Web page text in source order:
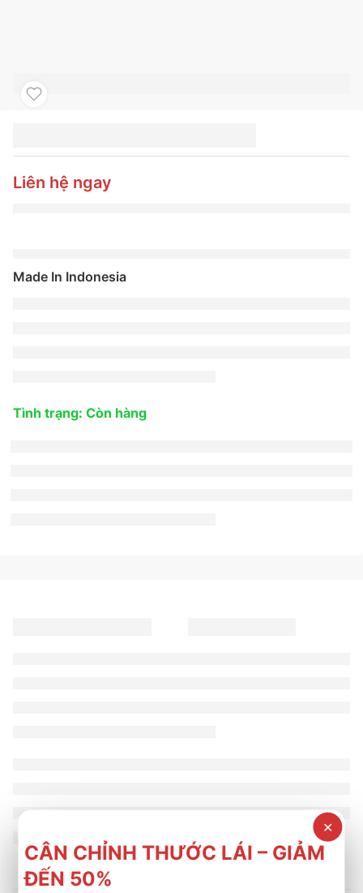
255/55R18V XL
DYNAPRO HPX RA43
Liên hệ ngay
Made In Indonesia
Tình trạng: Còn hàng
✕
CÂN CHỈNH THƯỚC LÁI – GIẢM
ĐẾN 50%